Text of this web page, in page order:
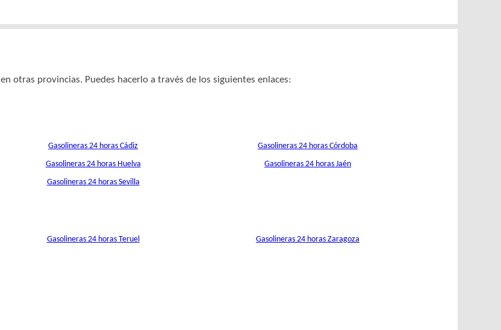
en otras provincias. Puedes hacerlo a través de los siguientes enlaces:
Gasolineras 24 horas Cádiz Gasolineras 24 horas Córdoba
Gasolineras 24 horas Huelva Gasolineras 24 horas Jaén
Gasolineras 24 horas Sevilla
Gasolineras 24 horas Teruel Gasolineras 24 horas Zaragoza